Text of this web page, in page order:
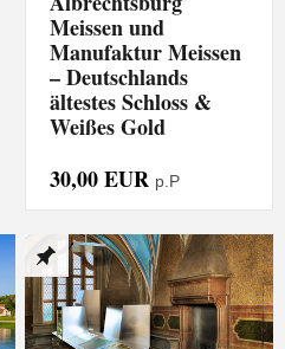
Meissen und
Manufaktur Meissen
– Deutschlands
ältestes Schloss &
Weißes Gold
30,00 EUR p.P